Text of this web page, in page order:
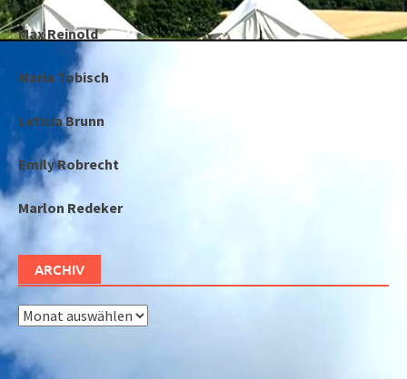
Max Reinold
Maria Tobisch
Leticia Brunn
Emily Robrecht
Marlon Redeker
ARCHIV
Archiv